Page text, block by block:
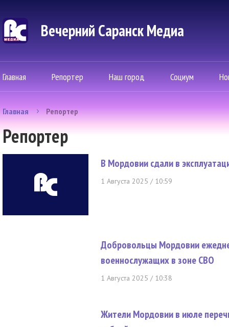
Вечерний Саранск Mедиа
Главная Репортер Наш город Социум
Главная Репортер
Репортер
В Мордовии сдали в
1 Августа 2025 / 10:59
Добровольцы Мордовии
военнослужащих в зоне СВО
1 Августа 2025 / 10:38
Жители Мордовии в июле